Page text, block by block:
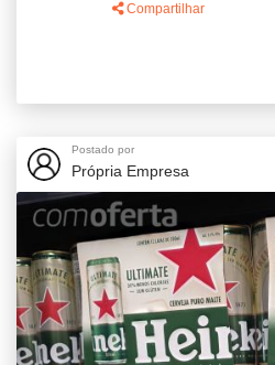
Compartilhar
Postado por
Própria Empresa